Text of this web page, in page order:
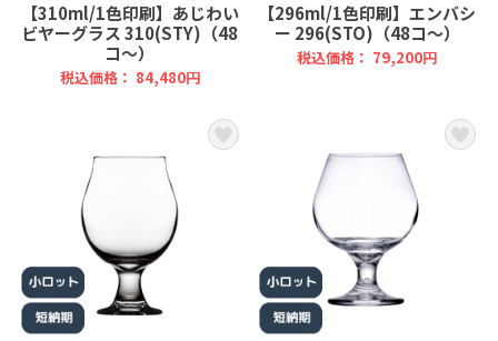
【310ml/1色印刷】あじわい
ビヤーグラス 310(STY)（48
コ～）
税込価格： 84,480円
【296ml/1色印刷】エンバシ
ー 296(STO)（48コ～）
税込価格： 79,200円